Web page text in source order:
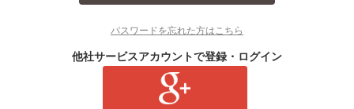
パスワードを忘れた方はこちら
他社サービスアカウントで登録・ログイン